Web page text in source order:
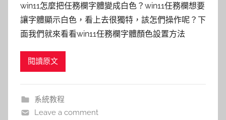
win11怎麼把任務欄字體變成白色？win11任務欄想要
讓字體顯示白色，看上去很獨特，該怎們操作呢？下
面我們就來看看win11任務欄字體顏色設置方法
閱讀原文
系統教程
Leave a comment